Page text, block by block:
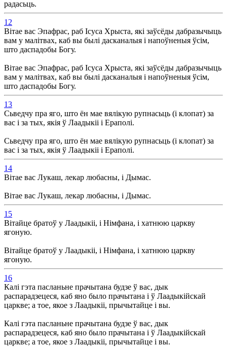
радасьць.
12
Вітае вас Эпафрас, раб Ісуса Хрыста, які заўсёды дабразычыць
вам у малітвах, каб вы былі дасканалыя і напоўненыя ўсім,
што даспадобы Богу.
Вітае вас Эпафрас, раб Ісуса Хрыста, які заўсёды дабразычыць
вам у малітвах, каб вы былі дасканалыя і напоўненыя ўсім,
што даспадобы Богу.
13
Сьведчу пра яго, што ён мае вялікую рупнасьць (і клопат) за
вас і за тых, якія ў Лаадыкіі і Ераполі.
Сьведчу пра яго, што ён мае вялікую рупнасьць (і клопат) за
вас і за тых, якія ў Лаадыкіі і Ераполі.
14
Вітае вас Лукаш, лекар любасны, і Дымас.
Вітае вас Лукаш, лекар любасны, і Дымас.
15
Вітайце братоў у Лаадыкіі, і Німфана, і хатнюю царкву
ягоную.
Вітайце братоў у Лаадыкіі, і Німфана, і хатнюю царкву
ягоную.
16
Калі гэта пасланьне прачытана будзе ў вас, дык
распарадзецеся, каб яно было прачытана і ў Лаадыкійскай
царкве; а тое, якое з Лаадыкіі, прычытайце і вы.
Калі гэта пасланьне прачытана будзе ў вас, дык
распарадзецеся, каб яно было прачытана і ў Лаадыкійскай
царкве; а тое, якое з Лаадыкіі, прычытайце і вы.